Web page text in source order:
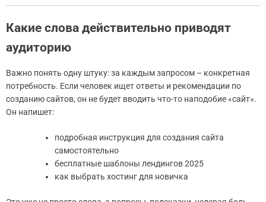
Какие слова действительно приводят
аудиторию
Важно понять одну штуку: за каждым запросом – конкретная
потребность. Если человек ищет ответы и рекомендации по
созданию сайтов, он не будет вводить что-то наподобие «сайт».
Он напишет:
подробная инструкция для создания сайта
самостоятельно
бесплатные шаблоны лендингов 2025
как выбрать хостинг для новичка